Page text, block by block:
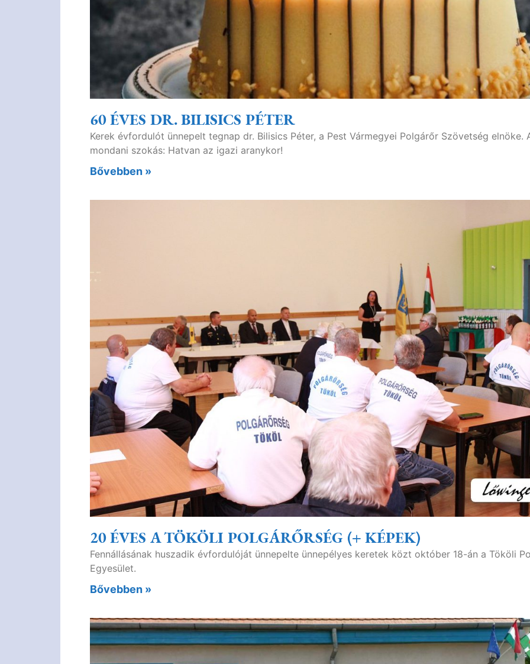
60 ÉVES DR. BILISICS PÉTER
Kerek évfordulót ünnepelt tegnap dr. Bilisics Péter, a Pest Vármegyei Polgárőr Szövetség elnöke.
mondani szokás: Hatvan az igazi aranykor!
Bővebben »
20 ÉVES A TÖKÖLI POLGÁRŐRSÉG (+ KÉPEK)
Fennállásának huszadik évfordulóját ünnepelte ünnepélyes keretek közt október 18-án a Tököli
Egyesület.
Bővebben »